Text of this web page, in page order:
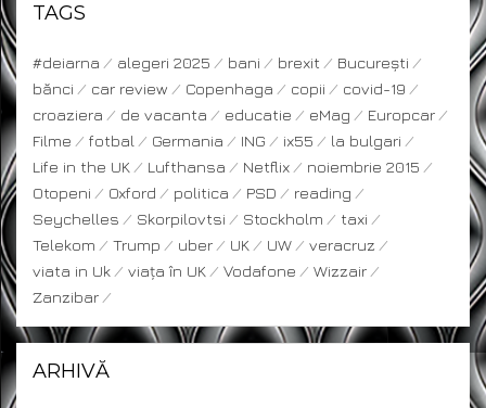
TAGS
#deiarna alegeri 2025 bani brexit
București
bănci
car review Copenhaga copii
covid-19
croaziera
de vacanta educatie eMag
Europcar
Filme
fotbal Germania ING ix55
la bulgari
Life in the UK
Lufthansa Netflix
noiembrie 2015
Otopeni
Oxford politica PSD
reading
Seychelles
Skorpilovtsi Stockholm
taxi
Telekom
Trump uber UK UW
veracruz
viata in Uk
viața în UK Vodafone
Wizzair
Zanzibar
ARHIVĂ